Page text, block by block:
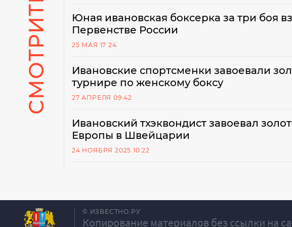
Юная ивановская боксерка за три боя
Первенстве России
25 МАЯ 17:24
Ивановские спортсменки завоевали
турнире по женскому боксу
27 АПРЕЛЯ 09:42
Ивановский тхэквондист завоевал
Европы в Швейцарии
24 НОЯБРЯ 2025 10:22
© ИЗВЕСТНО.РУ
Копирование материалов без ссылки на